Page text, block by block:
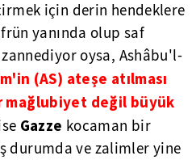
için derin hendeklere
yanında olup saf
oysa, Ashâbu'l-
(AS) ateşe atılması
mağlubiyet değil büyük
Gazze kocaman bir
durumda ve zalimler yine